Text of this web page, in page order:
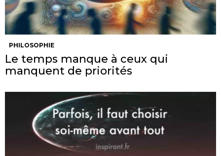
PHILOSOPHIE
Le temps manque à ceux qui
manquent de priorités